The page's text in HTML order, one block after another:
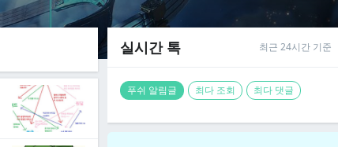
실시간 톡 최근 24시간 기준
푸쉬 알림글 최다 조회 최다 댓글